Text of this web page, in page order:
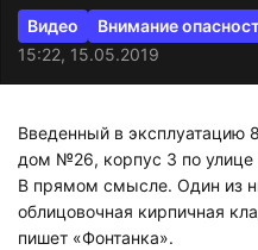
Видео
Внимание
15:22, 15.05.2019
Введенный в эксплуатацию
дом №26, корпус 3 по
В прямом смысле. Один из
облицовочная кирпичная
пишет «Фонтанка».